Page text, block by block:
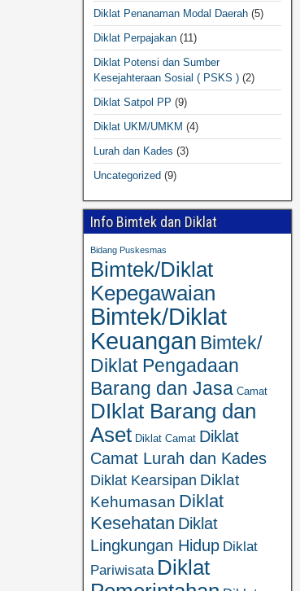
Diklat Penanaman Modal Daerah (5)
Diklat Perpajakan (11)
Diklat Potensi dan Sumber
Kesejahteraan Sosial ( PSKS ) (2)
Diklat Satpol PP (9)
Diklat UKM/UMKM (4)
Lurah dan Kades (3)
Uncategorized (9)
Info Bimtek dan Diklat
Bidang Puskesmas
Bimtek/Diklat
Kepegawaian
Bimtek/Diklat
Keuangan Bimtek/
Diklat Pengadaan
Barang dan Jasa Camat
DIklat Barang dan
Aset Diklat Camat Diklat
Camat Lurah dan Kades
Diklat Kearsipan Diklat
Kehumasan Diklat
Kesehatan Diklat
Lingkungan Hidup Diklat
Pariwisata Diklat